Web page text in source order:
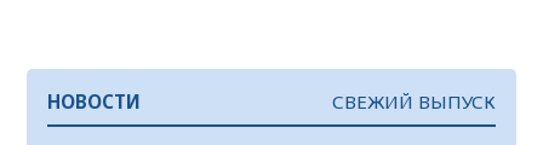
НОВОСТИ СВЕЖИЙ ВЫПУСК